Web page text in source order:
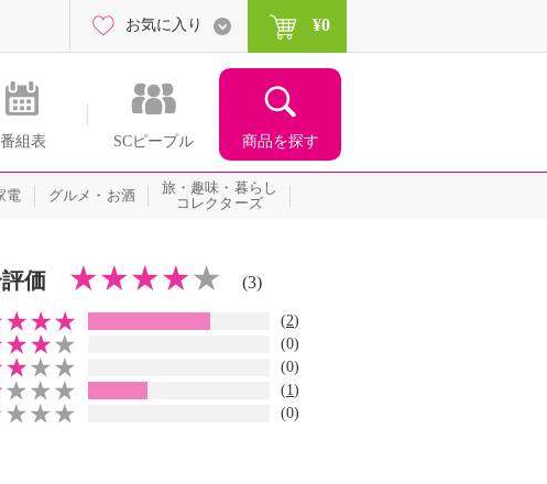
番組表 SCピープル 商品を探す
お気に入り ¥0
電 グルメ・お酒
旅・趣味・暮らし
コレクターズ
価 (3)
(2)
(0)
(0)
(1)
(0)